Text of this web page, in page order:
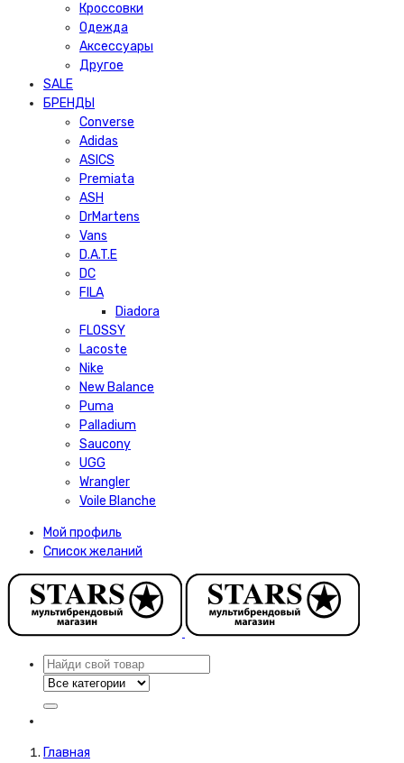
Кроссовки
Одежда
Аксессуары
Другое
SALE
БРЕНДЫ
Converse
Adidas
ASICS
Premiata
ASH
DrMartens
Vans
D.A.T.E
DC
FILA
Diadora
FLOSSY
Lacoste
Nike
New Balance
Puma
Palladium
Saucony
UGG
Wrangler
Voile Blanche
Мой профиль
Список желаний
Главная